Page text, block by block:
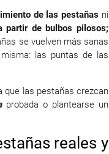
de las pestañas ni
partir de bulbos pilosos;
se vuelven más sanas
las puntas de las
que las pestañas crezcan
probada o plantearse un
reales y